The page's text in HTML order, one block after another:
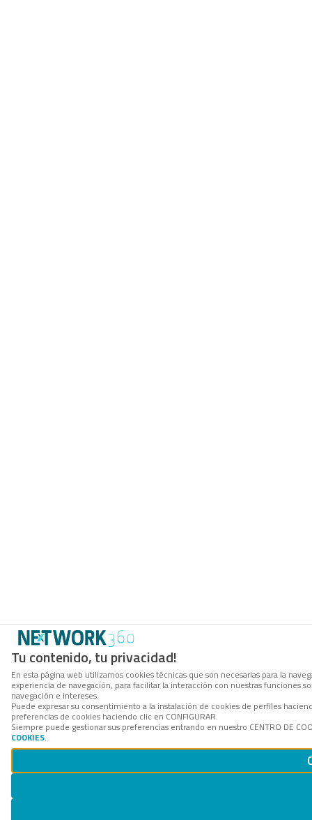
Tu contenido, tu privacidad!
En esta página web utilizamos cookies técnicas que son necesarias para la
experiencia de navegación, para facilitar la interacción con nuestras funciones
navegación e intereses.
Puede expresar su consentimiento a la instalación de cookies de perfiles
preferencias de cookies haciendo clic en CONFIGURAR.
Siempre puede gestionar sus preferencias entrando en nuestro CENTRO DE
COOKIES.